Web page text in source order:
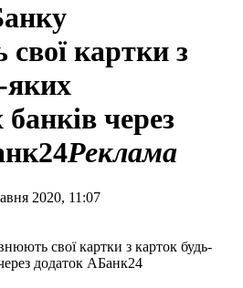
картки з
яких
через
Реклама
2020, 11:07